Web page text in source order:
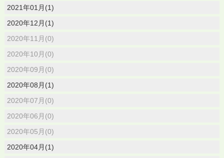
2021年01月(1)
2020年12月(1)
2020年11月(0)
2020年10月(0)
2020年09月(0)
2020年08月(1)
2020年07月(0)
2020年06月(0)
2020年05月(0)
2020年04月(1)